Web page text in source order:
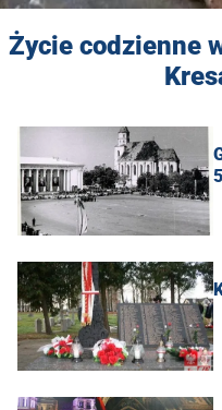
Życie codzienne